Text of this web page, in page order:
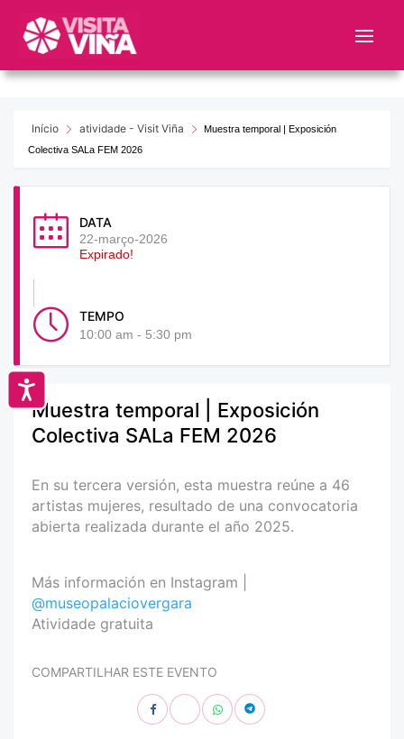
este
web
sistemaInício atividade - Visit Viña
Muestra temporal | Exposición
Colectiva SALa FEM 2026
DATA
22-março-2026
Expirado!
TEMPO
10:00 am - 5:30 pm
Muestra temporal | Exposición
Colectiva SALa FEM 2026
En su tercera versión, esta muestra reúne a 46
artistas mujeres, resultado de una convocatoria
abierta realizada durante el año 2025.
Más información en Instagram |
@museopalaciovergara
Atividade gratuita
COMPARTILHAR ESTE EVENTO